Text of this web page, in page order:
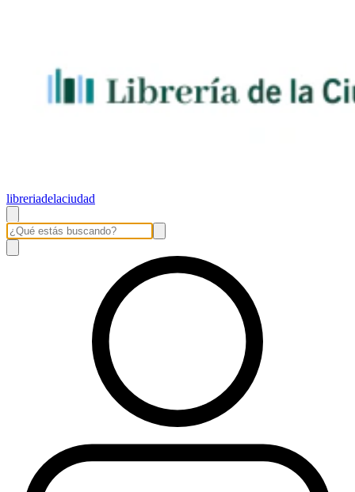
libreriadelaciudad